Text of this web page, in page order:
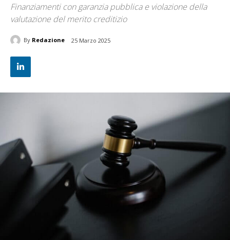
Finanziamenti con garanzia pubblica e violazione della
valutazione del merito creditizio
By Redazione 25 Marzo 2025